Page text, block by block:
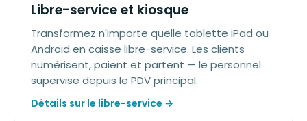
Libre-service et kiosque
Transformez n'importe quelle tablette iPad ou
Android en caisse libre-service. Les clients
numérisent, paient et partent — le personnel
supervise depuis le PDV principal.
Détails sur le libre-service →